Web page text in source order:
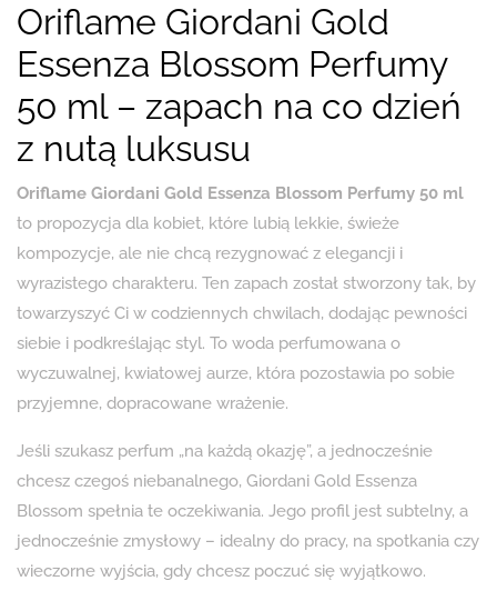
Oriflame Giordani Gold
Essenza Blossom Perfumy
50 ml – zapach na co dzień
z nutą luksusu
Oriflame Giordani Gold Essenza Blossom Perfumy 50 ml
to propozycja dla kobiet, które lubią lekkie, świeże
kompozycje, ale nie chcą rezygnować z elegancji i
wyrazistego charakteru. Ten zapach został stworzony tak, by
towarzyszyć Ci w codziennych chwilach, dodając pewności
siebie i podkreślając styl. To woda perfumowana o
wyczuwalnej, kwiatowej aurze, która pozostawia po sobie
przyjemne, dopracowane wrażenie.
Jeśli szukasz perfum „na każdą okazję”, a jednocześnie
chcesz czegoś niebanalnego, Giordani Gold Essenza
Blossom spełnia te oczekiwania. Jego profil jest subtelny, a
jednocześnie zmysłowy – idealny do pracy, na spotkania czy
wieczorne wyjścia, gdy chcesz poczuć się wyjątkowo.